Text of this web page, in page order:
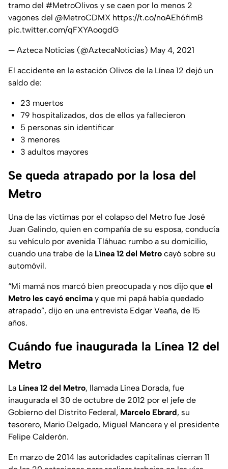
tramo del #MetroOlivos y se caen por lo menos 2
vagones del @MetroCDMX https://t.co/noAEh6fimB
pic.twitter.com/qFXYAoogdG
— Azteca Noticias (@AztecaNoticias) May 4, 2021
El accidente en la estación Olivos de la Línea 12 dejó un
saldo de:
23 muertos
79 hospitalizados, dos de ellos ya fallecieron
5 personas sin identificar
3 menores
3 adultos mayores
Se queda atrapado por la losa del
Metro
Una de las víctimas por el colapso del Metro fue José
Juan Galindo, quien en compañía de su esposa, conducía
su vehículo por avenida Tláhuac rumbo a su domicilio,
cuando una trabe de la Línea 12 del Metro cayó sobre su
automóvil.
“Mi mamá nos marcó bien preocupada y nos dijo que el
Metro les cayó encima y que mi papá había quedado
atrapado”, dijo en una entrevista Edgar Veaña, de 15
años.
Cuándo fue inaugurada la Línea 12 del
Metro
La Línea 12 del Metro, llamada Línea Dorada, fue
inaugurada el 30 de octubre de 2012 por el jefe de
Gobierno del Distrito Federal, Marcelo Ebrard, su
tesorero, Mario Delgado, Miguel Mancera y el presidente
Felipe Calderón.
En marzo de 2014 las autoridades capitalinas cierran 11